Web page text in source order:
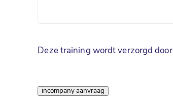
Deze training wordt verzorgd door
incompany aanvraag